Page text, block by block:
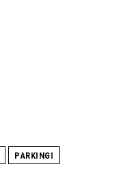
PARKINGI